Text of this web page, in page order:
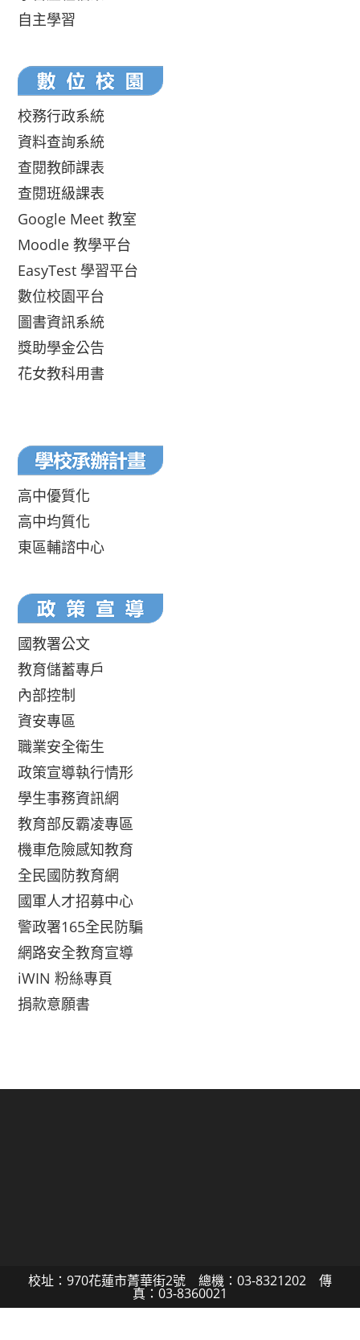
自主學習
校務行政系統
資料查詢系統
查閱教師課表
查閱班級課表
Google Meet 教室
Moodle 教學平台
EasyTest 學習平台
數位校園平台
圖書資訊系統
獎助學金公告
花女教科用書
高中優質化
高中均質化
東區輔諮中心
國教署公文
教育儲蓄專戶
內部控制
資安專區
職業安全衛生
政策宣導執行情形
學生事務資訊網
教育部反霸凌專區
機車危險感知教育
全民國防教育網
國軍人才招募中心
警政署165全民防騙
網路安全教育宣導
iWIN 粉絲專頁
捐款意願書
校址：970花蓮市菁華街2號 總機：03-8321202 傳
真：03-8360021